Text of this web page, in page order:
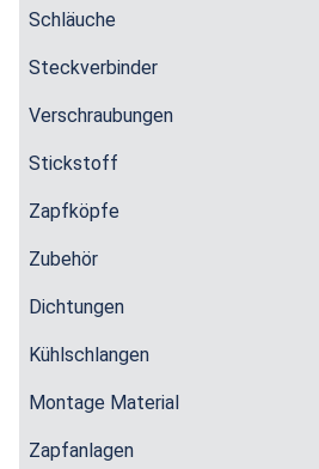
Schläuche
Steckverbinder
Verschraubungen
Stickstoff
Zapfköpfe
Zubehör
Dichtungen
Kühlschlangen
Montage Material
Zapfanlagen